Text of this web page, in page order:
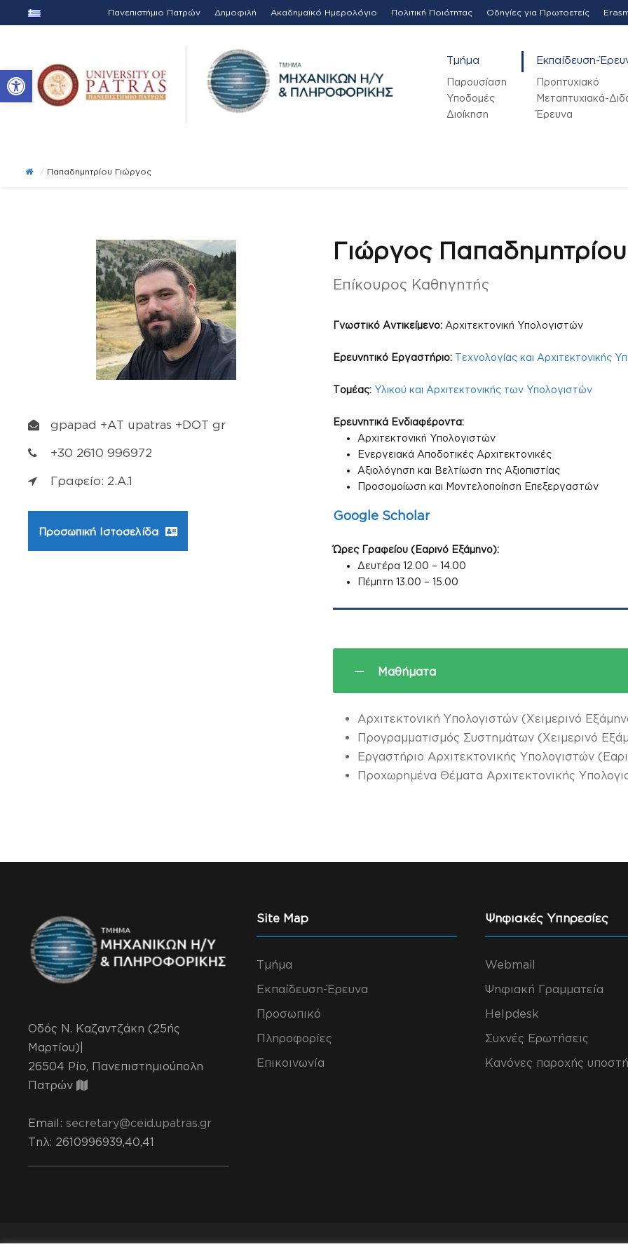
Ανοίξτε τη γραμμή εργαλείων
Πανεπιστήμιο Πατρών Δημοφιλή Ακαδημαϊκό Ημερολόγιο Πολιτική Ποιότητας Οδηγίες για Πρωτοετείς
Τμήμα
Παρουσίαση
Υποδομές
Διοίκηση
Εκπαίδευση-
Προπτυχιακό
Μεταπτυχιακά-
Έρευνα
/ Παπαδημητρίου Γιώργος
gpapad +ΑΤ upatras +DΟΤ gr
+30 2610 996972
Γραφείο: 2.A.1
Προσωπική Ιστοσελίδα
Γιώργος Παπαδημητρίου
Επίκουρος Καθηγητής
Γνωστικό Αντικείμενο: Αρχιτεκτονική Υπολογιστών
Ερευνητικό Εργαστήριο: Τεχνολογίας και Αρχιτεκτονικής
Τομέας: Υλικού και Αρχιτεκτονικής των Υπολογιστών
Ερευνητικά Ενδιαφέροντα:
Αρχιτεκτονική Υπολογιστών
Ενεργειακά Αποδοτικές Αρχιτεκτονικές
Αξιολόγηση και Βελτίωση της Αξιοπιστίας
Προσομοίωση και Μοντελοποίηση Επεξεργαστών
Google Scholar
Ώρες Γραφείου (Εαρινό Εξάμηνο):
Δευτέρα 12.00 – 14.00
Πέμπτη 13.00 – 15.00
Μαθήματα
Αρχιτεκτονική Υπολογιστών (Χειμερινό
Προγραμματισμός Συστημάτων (Χειμερινό
Εργαστήριο Αρχιτεκτονικής Υπολογιστών
Προχωρημένα Θέματα Αρχιτεκτονικής
Οδός Ν. Καζαντζάκη (25ής
Μαρτίου)|
26504 Ρίο, Πανεπιστημιούπολη
Πατρών
Email: secretary@ceid.upatras.gr
Τηλ: 2610996939,40,41
Site Map
Τμήμα
Εκπαίδευση-Έρευνα
Προσωπικό
Πληροφορίες
Επικοινωνία
Ψηφιακές Υπηρεσίες
Webmail
Ψηφιακή Γραμματεία
Helpdesk
Συχνές Ερωτήσεις
Κανόνες παροχής